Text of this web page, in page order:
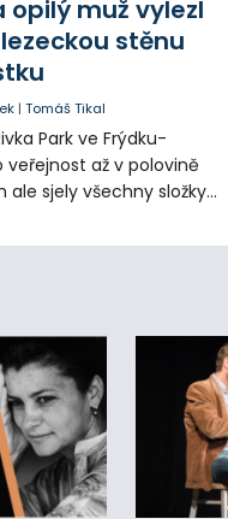
opilý muž vylezl
stěnu
|Tomáš Tikal
Park ve Frýdku-
až v polovině
ale sjely všechny složky
pod vlivem drog do